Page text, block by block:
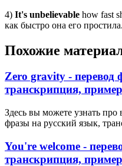
4) It's unbelievable how fast
как быстро она его простила.
Похожие
Zero gravity - перевод
транскрипция,
Здесь вы можете узнать
фразы на русский язык,
You're welcome -
транскрипция,